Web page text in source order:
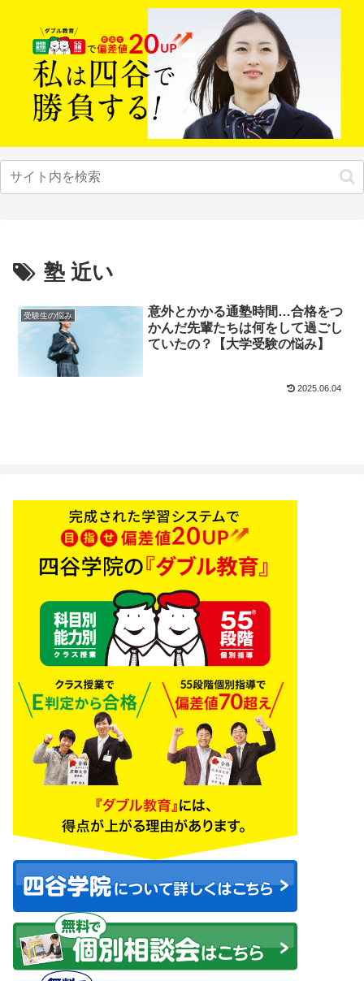
塾 近い
受験生の悩み
意外とかかる通塾時間…合格をつ
かんだ先輩たちは何をして過ごし
ていたの？【大学受験の悩み】
2025.06.04